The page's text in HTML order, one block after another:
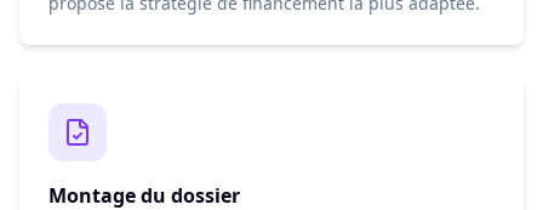
Montage du dossier